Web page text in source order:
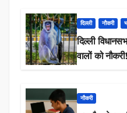
दिल्ली नौकरी
दिल्ली
वालों
नौकरी